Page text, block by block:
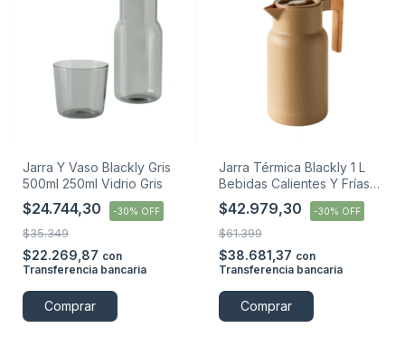
Jarra Y Vaso Blackly Gris
500ml 250ml Vidrio Gris
$24.744,30 -30% OFF
$35.349
$22.269,87 con
Transferencia bancaria
Comprar
Jarra Térmica Blackly 1 L
Bebidas Calientes Y Frías
Nude
$42.979,30 -30% OFF
$61.399
$38.681,37 con
Transferencia bancaria